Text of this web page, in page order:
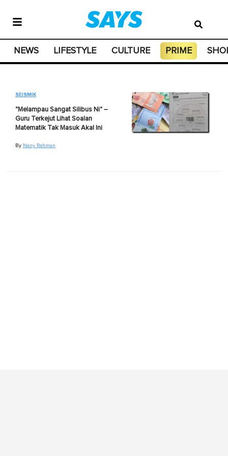
NEWS LIFESTYLE CULTURE PRIME
SEISMIK
"Melampau Sangat Silibus Ni" –
Guru Terkejut Lihat Soalan
Matematik Tak Masuk Akal Ini
By Nany Rahman